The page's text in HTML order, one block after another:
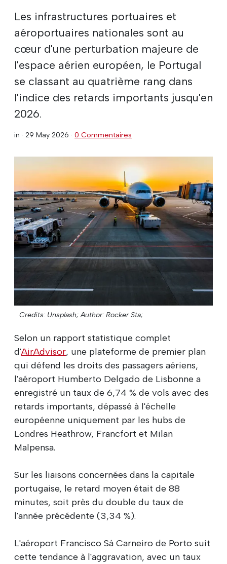
Les infrastructures portuaires et
aéroportuaires nationales sont au
cœur d'une perturbation majeure de
l'espace aérien européen, le Portugal
se classant au quatrième rang dans
l'indice des retards importants jusqu'en
2026.
in · 29 May 2026 · 0 Commentaires
Credits: Unsplash; Author: Rocker Sta;
Selon un rapport statistique complet
d'AirAdvisor, une plateforme de premier plan
qui défend les droits des passagers aériens,
l'aéroport Humberto Delgado de Lisbonne a
enregistré un taux de 6,74 % de vols avec des
retards importants, dépassé à l'échelle
européenne uniquement par les hubs de
Londres Heathrow, Francfort et Milan
Malpensa.
Sur les liaisons concernées dans la capitale
portugaise, le retard moyen était de 88
minutes, soit près du double du taux de
l'année précédente (3,34 %).
L'aéroport Francisco Sá Carneiro de Porto suit
cette tendance à l'aggravation, avec un taux